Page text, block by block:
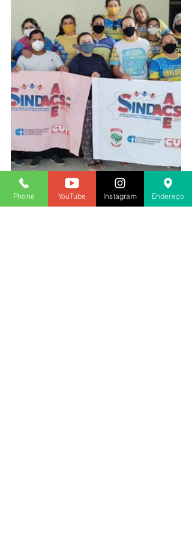
Phone YouTube Instagram Endereço